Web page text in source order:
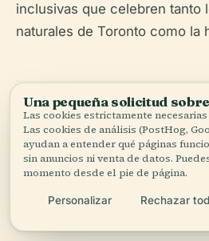
inclusivas que celebren tanto
naturales de Toronto como la
Escucha la historia
Una pequeña solicitud
Las cookies estrictamente
Las cookies de análisis (PostHog,
ayudan a entender qué páginas
sin anuncios ni venta de datos.
momento desde el pie de página.
Personalizar Rechazar